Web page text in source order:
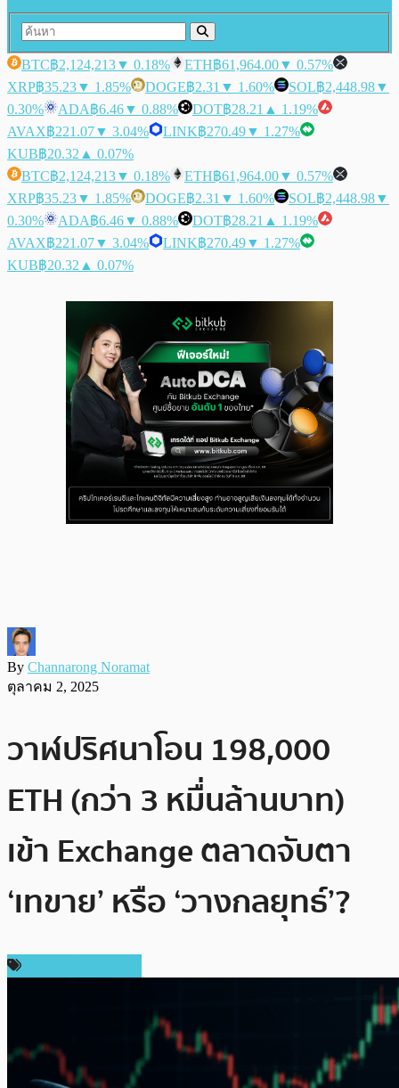
BTC฿2,124,213▼ 0.18% ETH฿61,964.00▼ 0.57%
XRP฿35.23▼ 1.85% DOGE฿2.31 ▼ 1.60% SOL฿2,448.98▼
0.30%
ADA฿6.46▼ 0.88% DOT฿28.21 ▲ 1.19%
AVAX฿221.07▼ 3.04% LINK฿270.49▼ 1.27%
KUB฿20.32 ▲ 0.07%
BTC฿2,124,213▼ 0.18% ETH฿61,964.00▼ 0.57%
XRP฿35.23▼ 1.85% DOGE฿2.31 ▼ 1.60% SOL฿2,448.98▼
0.30%
ADA฿6.46▼ 0.88% DOT฿28.21 ▲ 1.19%
AVAX฿221.07▼ 3.04% LINK฿270.49▼ 1.27%
KUB฿20.32 ▲ 0.07%
By Channarong Noramat
ตุลาคม 2, 2025
วาฬปริศนาโอน 198,000
ETH (กว่า 3 หมื่นล้านบาท)
เข้า Exchange ตลาดจับตา
‘เทขาย’ หรือ ‘วางกลยุทธ์’?